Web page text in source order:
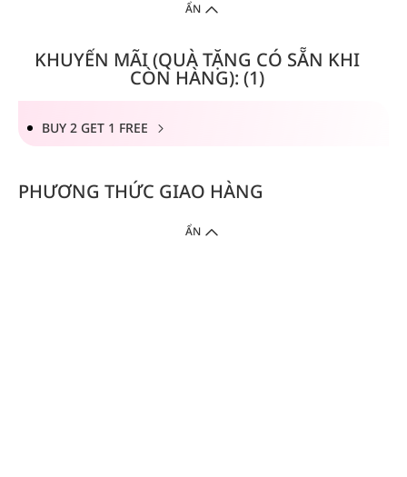
ẨN
KHUYẾN MÃI (QUÀ TẶNG CÓ SẴN KHI
CÒN HÀNG): (1)
BUY 2 GET 1 FREE
PHƯƠNG THỨC GIAO HÀNG
ẨN